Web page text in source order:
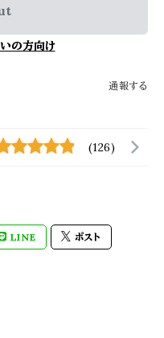
の方向け
通報する
(126)
LINE ポスト